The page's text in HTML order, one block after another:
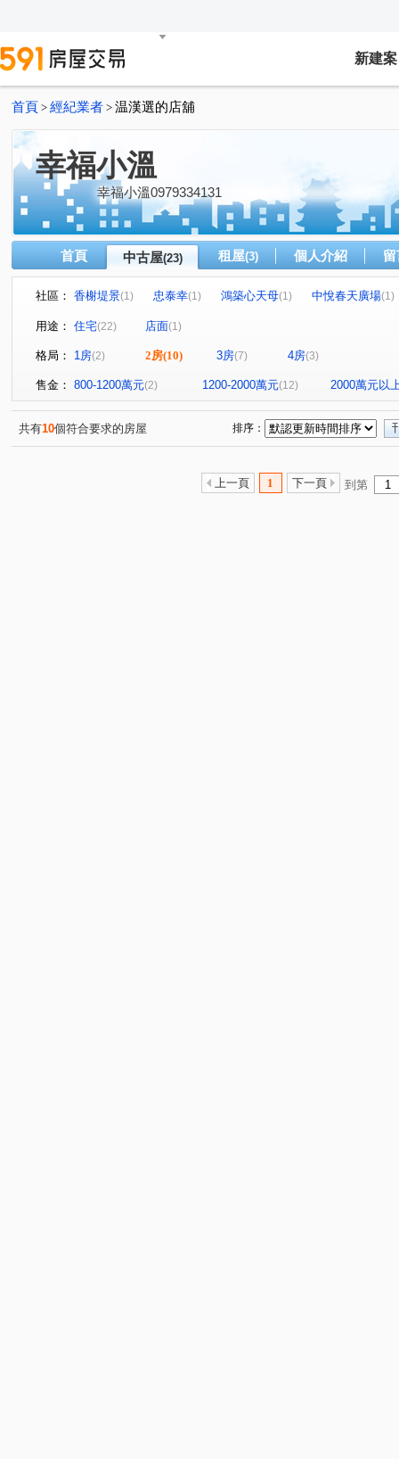
新建案
首頁 > 經紀業者 > 温漢選的店舖
幸福小溫
幸福小溫0979334131
首頁 中古屋(23) 租屋(3) 個人介紹
社區： 香榭堤景(1) 忠泰幸(1) 鴻築心天母(1) 中悅春天廣場(1)
君邑富疆
日昇大道 京澄園朗 大和富居 (2) 善美館
經國二路(1) 大興路 經國路(1) 有恆路 (1)
文中東
樹仁三街(1) 吉安街(1) 中央街(1) 文中三路(3)
中埔
興林路(1) 溫州一路 幸福路 (1) 寶慶路(1)
中華路
中正路(1)
用途： 住宅(22) 店面(1)
格局： 1房(2) 2房(10) 3房(7) 4房(3)
售金： 800-1200萬元(2) 1200-2000萬元(12) 2000萬元以
共有10個符合要求的房屋 排序：
上一頁 1 下一頁 到第